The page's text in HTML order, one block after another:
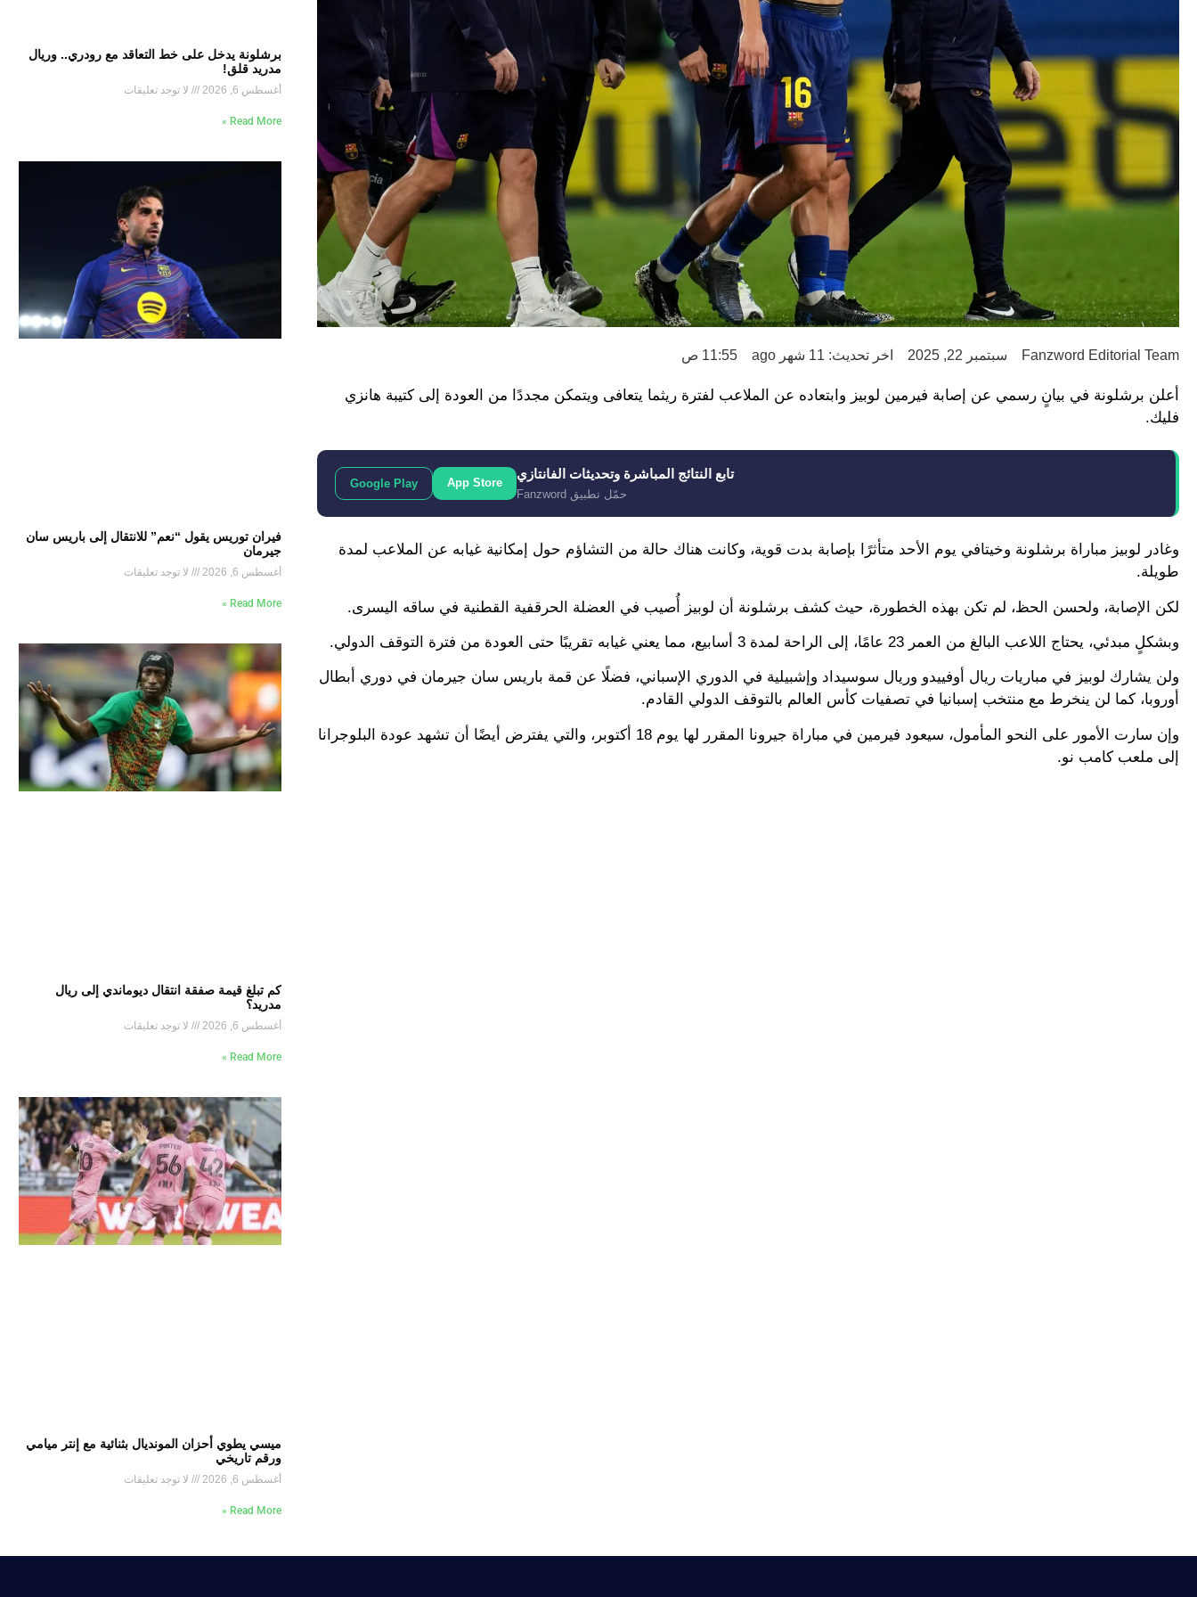
Fanzword Editorial Team سبتمبر 22, 2025 اخر تحديث: 11 شهر ago 11:55 ص
أعلن برشلونة في بيانٍ رسمي عن إصابة فيرمين لوبيز وابتعاده عن الملاعب لفترة ريثما يتعافى ويتمكن مجددًا من العودة إلى كتيبة هانزي
فليك.
تابع النتائج المباشرة وتحديثات الفانتازي
حمّل تطبيق Fanzword
App Store
Google Play
وغادر لوبيز مباراة برشلونة وخيتافي يوم الأحد متأثرًا بإصابة بدت قوية، وكانت هناك حالة من التشاؤم حول إمكانية غيابه عن الملاعب لمدة
طويلة.
لكن الإصابة، ولحسن الحظ، لم تكن بهذه الخطورة، حيث كشف برشلونة أن لوبيز أُصيب في العضلة الحرقفية القطنية في ساقه اليسرى.
وبشكلٍ مبدئي، يحتاج اللاعب البالغ من العمر 23 عامًا، إلى الراحة لمدة 3 أسابيع، مما يعني غيابه تقريبًا حتى العودة من فترة التوقف الدولي.
ولن يشارك لوبيز في مباريات ريال أوفييدو وريال سوسيداد وإشبيلية في الدوري الإسباني، فضلًا عن قمة باريس سان جيرمان في دوري أبطال
أوروبا، كما لن ينخرط مع منتخب إسبانيا في تصفيات كأس العالم بالتوقف الدولي القادم.
وإن سارت الأمور على النحو المأمول، سيعود فيرمين في مباراة جيرونا المقرر لها يوم 18 أكتوبر، والتي يفترض أيضًا أن تشهد عودة البلوجرانا
إلى ملعب كامب نو.
برشلونة يدخل على خط التعاقد مع رودري.. وريال
مدريد قلق!
أغسطس 6, 2026 لا توجد تعليقات
Read More »
فيران توريس يقول “نعم” للانتقال إلى باريس سان
جيرمان
أغسطس 6, 2026 لا توجد تعليقات
Read More »
كم تبلغ قيمة صفقة انتقال ديوماندي إلى ريال
مدريد؟
أغسطس 6, 2026 لا توجد تعليقات
Read More »
ميسي يطوي أحزان المونديال بثنائية مع إنتر ميامي
ورقم تاريخي
أغسطس 6, 2026 لا توجد تعليقات
Read More »